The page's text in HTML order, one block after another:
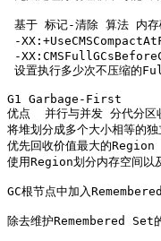
基于 标记-清除 算法 内存
-
-
设置执行多少次不压缩的
G1 Garbage-First
优点  并行与并发 分代分
将堆划分成多个大小相等的
优先回收价值最大的
使用Region划分内存空间以
GC根节点中加入
除去维护Remembered Set